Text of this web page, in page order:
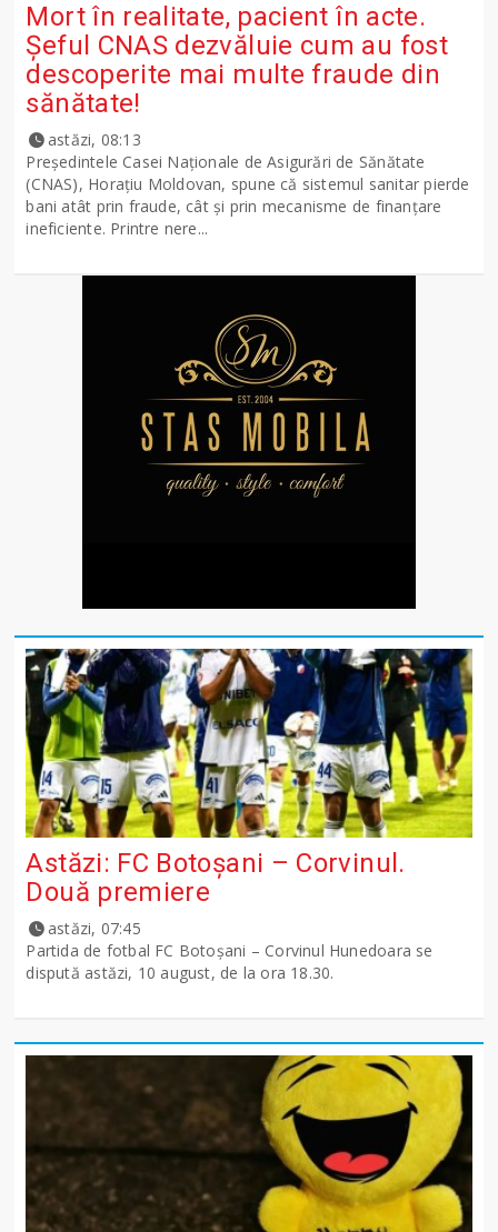
Mort în realitate, pacient în acte.
Șeful CNAS dezvăluie cum au fost
descoperite mai multe fraude din
sănătate!
astăzi, 08:13
Președintele Casei Naționale de Asigurări de Sănătate
(CNAS), Horațiu Moldovan, spune că sistemul sanitar pierde
bani atât prin fraude, cât și prin mecanisme de finanțare
ineficiente. Printre nere...
Astăzi: FC Botoșani – Corvinul.
Două premiere
astăzi, 07:45
Partida de fotbal FC Botoșani – Corvinul Hunedoara se
dispută astăzi, 10 august, de la ora 18.30.